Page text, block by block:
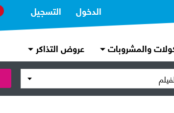
الدخول التسجيل
والمشروبات عروض التذاكر